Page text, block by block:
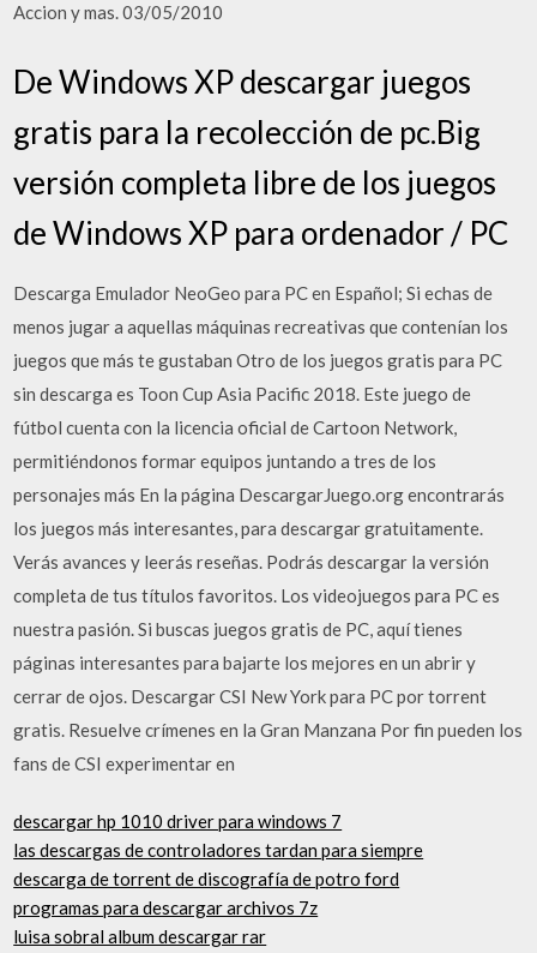
Accion y mas. 03/05/2010
De Windows XP descargar juegos
gratis para la recolección de pc.Big
versión completa libre de los juegos
de Windows XP para ordenador / PC
Descarga Emulador NeoGeo para PC en Español; Si echas de
menos jugar a aquellas máquinas recreativas que contenían los
juegos que más te gustaban Otro de los juegos gratis para PC
sin descarga es Toon Cup Asia Pacific 2018. Este juego de
fútbol cuenta con la licencia oficial de Cartoon Network,
permitiéndonos formar equipos juntando a tres de los
personajes más En la página DescargarJuego.org encontrarás
los juegos más interesantes, para descargar gratuitamente.
Verás avances y leerás reseñas. Podrás descargar la versión
completa de tus títulos favoritos. Los videojuegos para PC es
nuestra pasión. Si buscas juegos gratis de PC, aquí­ tienes
páginas interesantes para bajarte los mejores en un abrir y
cerrar de ojos. Descargar CSI New York para PC por torrent
gratis. Resuelve crímenes en la Gran Manzana Por fin pueden los
fans de CSI experimentar en
descargar hp 1010 driver para windows 7
las descargas de controladores tardan para siempre
descarga de torrent de discografía de potro ford
programas para descargar archivos 7z
luisa sobral album descargar rar